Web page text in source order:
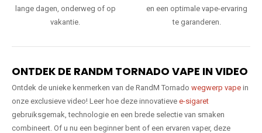
lange dagen, onderweg of op
vakantie.
en een optimale vape-ervaring
te garanderen.
ONTDEK DE RANDM TORNADO VAPE IN VIDEO
Ontdek de unieke kenmerken van de RandM Tornado wegwerp vape in
onze exclusieve video! Leer hoe deze innovatieve e-sigaret
gebruiksgemak, technologie en een brede selectie van smaken
combineert. Of u nu een beginner bent of een ervaren vaper, deze